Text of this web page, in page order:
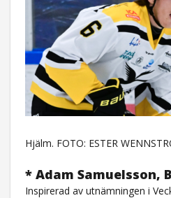
Hjälm. FOTO: ESTER
* Adam Samuelsson,
Inspirerad av utnämningen i